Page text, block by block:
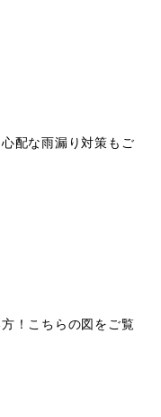
配な雨漏り対策もご
！こちらの図をご覧